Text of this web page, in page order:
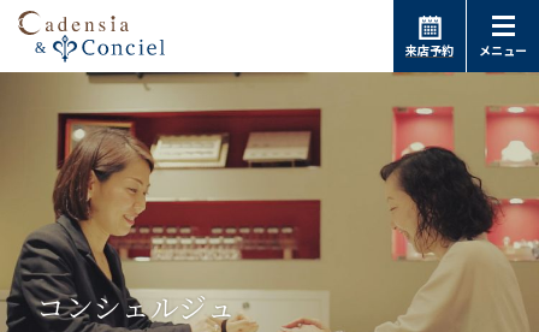
来店予約 メニュー
コンシェルジュ